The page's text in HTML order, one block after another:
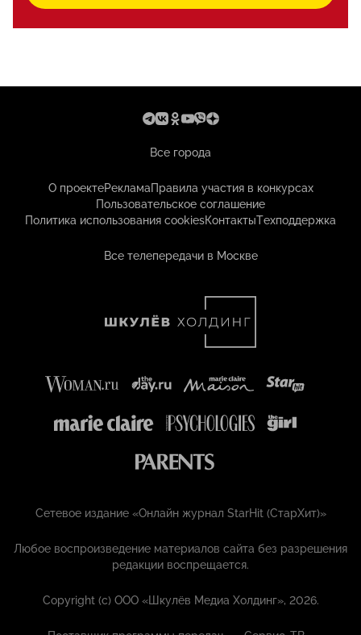
Все города
О проектеРекламаПравила участия в конкурсах
Пользовательское соглашение
Политика использования cookiesКонтактыТехподдержка
Все телепередачи в Москве
Сетевое издание «Онлайн журнал StarHit (СтарХит)»
Любое воспроизведение материалов сайта без разрешения
редакции воспрещается.
Copyright (с) ООО «Шкулёв Медиа Холдинг», 2026.